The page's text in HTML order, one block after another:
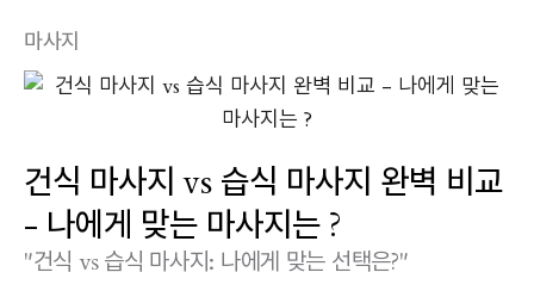
마사지
건식 마사지 vs 습식 마사지 완벽 비교
- 나에게 맞는 마사지는 ?
"건식 vs 습식 마사지: 나에게 맞는 선택은?"